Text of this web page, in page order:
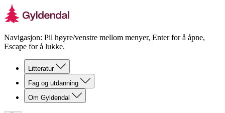
Navigasjon: Pil høyre/venstre mellom menyer, Enter for å åpne,
Escape for å lukke.
Litteratur
Fag og utdanning
Om Gyldendal